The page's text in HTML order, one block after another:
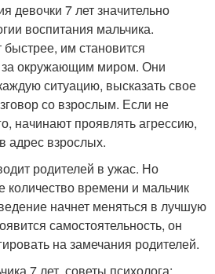
девочки 7 лет значительно
воспитания мальчика.
им становится
за окружающим миром. Они
ситуацию, высказать свое
со взрослым. Если не
начинают проявлять агрессию,
адрес взрослых.
родителей в ужас. Но
количество времени и мальчик
начнет меняться в лучшую
самостоятельность, он
на замечания родителей.